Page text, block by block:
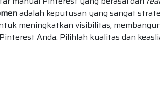
adalah keputusan yang sangat
meningkatkan visibilitas,
Anda. Pilihlah kualitas dan